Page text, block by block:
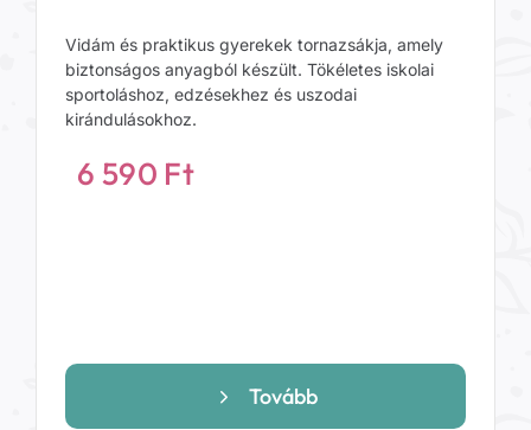
Vidám és praktikus gyerekek tornazsákja, amely
biztonságos anyagból készült. Tökéletes iskolai
sportoláshoz, edzésekhez és uszodai
kirándulásokhoz.
6 590 Ft
Tovább